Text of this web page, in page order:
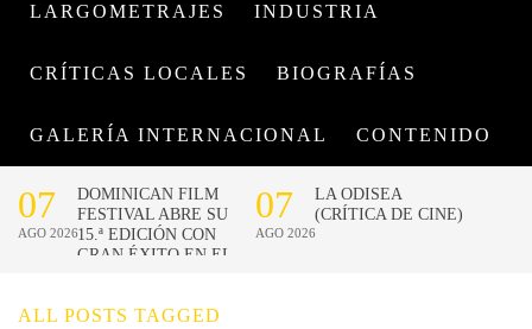
LARGOMETRAJES INDUSTRIA
CRÍTICAS LOCALES BIOGRAFÍAS
GALERÍA INTERNACIONAL CONTENIDO
ALL POSTS TAGGED